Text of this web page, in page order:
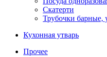
Скатерти
Трубочки барные,
Кухонная утварь
Прочее